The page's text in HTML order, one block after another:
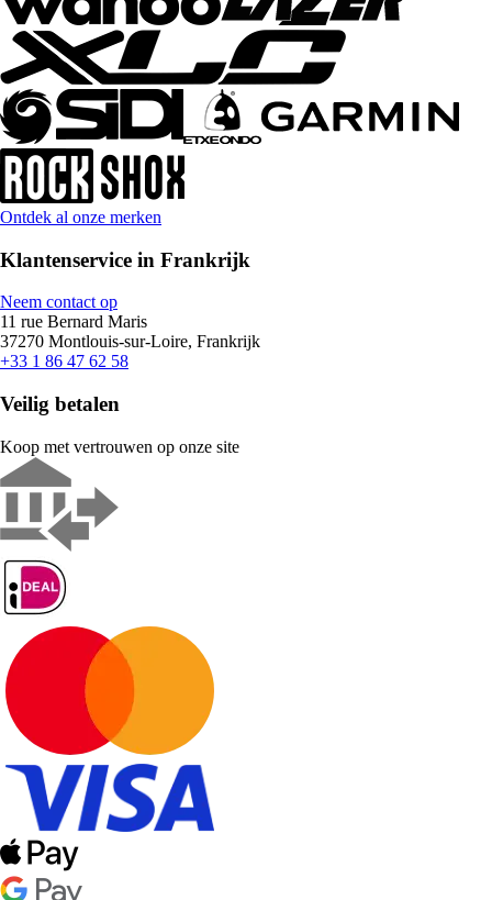
Ontdek al onze merken
Klantenservice in Frankrijk
Neem contact op
11 rue Bernard Maris
37270 Montlouis-sur-Loire, Frankrijk
+33 1 86 47 62 58
Veilig betalen
Koop met vertrouwen op onze site